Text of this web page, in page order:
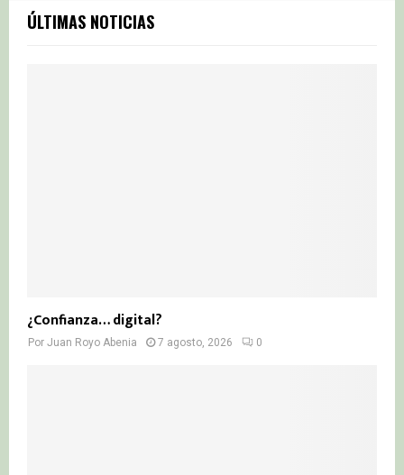
c
h
ÚLTIMAS NOTICIAS
¿Confianza… digital?
Por Juan Royo Abenia 7 agosto, 2026 0